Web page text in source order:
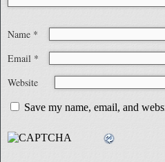
Name *
Email *
Website
Save my name, email, and